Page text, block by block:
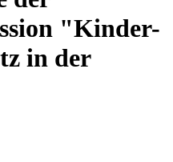
"Kinder-
in der